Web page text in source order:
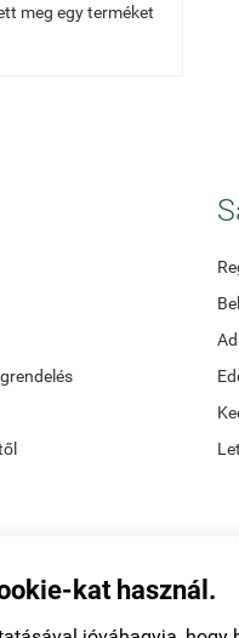
kat használ.
meg egy terméket